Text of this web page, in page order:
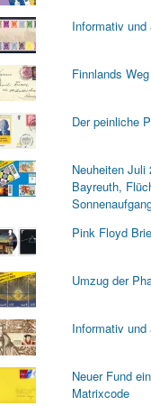
Informativ
Finnlands
Der peinliche
Neuheiten Juli
Bayreuth,
Pink Floyd
Umzug der
Informativ
Neuer Fund
Matrixcode